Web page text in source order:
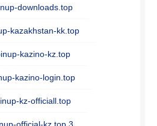
downloads.top
kazakhstan-kk.top
kazino-kz.top
kazino-login.top
kz-officiall.top